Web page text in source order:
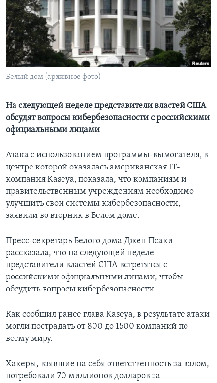
Learning English
СОЦИАЛЬНЫЕ СЕТИ
Белый дом (архивное фото)
На следующей неделе представители властей США
обсудят вопросы кибербезопасности с российскими
официальными лицами
Атака с использованием программы-вымогателя, в
центре которой оказалась американская IT-
компания Kaseya, показала, что компаниям и
правительственным учреждениям необходимо
улучшить свои системы кибербезопасности,
заявили во вторник в Белом доме.
Пресс-секретарь Белого дома Джен Псаки
рассказала, что на следующей неделе
представители властей США встретятся с
российскими официальными лицами, чтобы
обсудить вопросы кибербезопасности.
Как сообщил ранее глава Kaseya, в результате атаки
могли пострадать от 800 до 1500 компаний по
всему миру.
Хакеры, взявшие на себя ответственность за взлом,
потребовали 70 миллионов долларов за